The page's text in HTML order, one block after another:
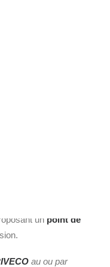
un point de
au ou par